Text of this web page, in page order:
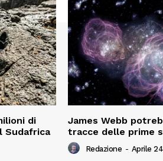
di
Sudafrica
James Webb
tracce delle prime
Redazione - Aprile